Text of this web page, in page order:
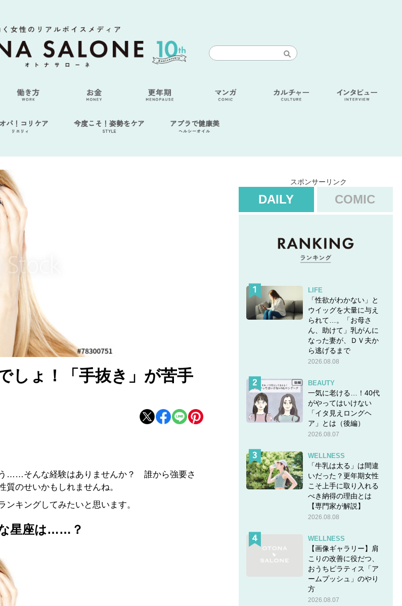
バ！コリケア
リエリィ
今度こそ！姿勢をケア
STYLE
アブラで健康美
ヘルシーオイル
しょ！「手抜き」が苦手
……そんな経験はありませんか？ 誰から強要さ
のせいかもしれませんね。
キングしてみたいと思います。
星座は……？
スポンサーリンク
DAILY COMIC
LIFE
「性欲がわかない」と
ウイッグを大量に与え
られて…。「お母さ
ん、助けて」乳がんに
なった妻が、ＤＶ夫か
ら逃げるまで
2026.08.08
BEAUTY
一気に老ける…！40代
がやってはいけない
「イタ見えロングヘ
ア」とは（後編）
2026.08.07
WELLNESS
「牛乳は太る」は間違
いだった？更年期女性
こそ上手に取り入れる
べき納得の理由とは
【専門家が解説】
2026.08.08
WELLNESS
【画像ギャラリー】肩
こりの改善に役だつ、
おうちピラティス「ア
ームプッシュ」のやり
方
2026.08.07